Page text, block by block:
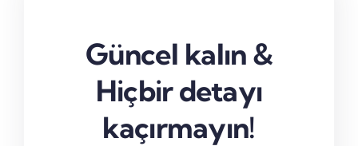
Güncel kalın &
Hiçbir detayı
kaçırmayın!